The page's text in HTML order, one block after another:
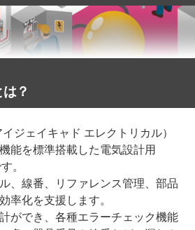
？
ジェイキャド エレクトリカル）
能を標準搭載した電気設計用
。
、線番、リファレンス管理、部品
率化を支援します。
ができ、各種エラーチェック機能